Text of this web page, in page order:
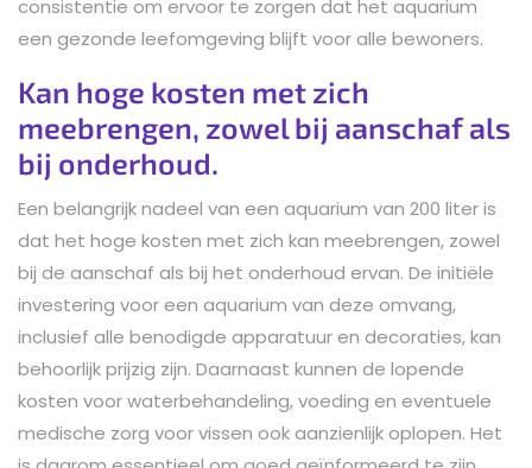
consistentie om ervoor te zorgen dat het aquarium
een gezonde leefomgeving blijft voor alle bewoners.
Kan hoge kosten met zich
meebrengen, zowel bij aanschaf als
bij onderhoud.
Een belangrijk nadeel van een aquarium van 200 liter is
dat het hoge kosten met zich kan meebrengen, zowel
bij de aanschaf als bij het onderhoud ervan. De initiële
investering voor een aquarium van deze omvang,
inclusief alle benodigde apparatuur en decoraties, kan
behoorlijk prijzig zijn. Daarnaast kunnen de lopende
kosten voor waterbehandeling, voeding en eventuele
medische zorg voor vissen ook aanzienlijk oplopen. Het